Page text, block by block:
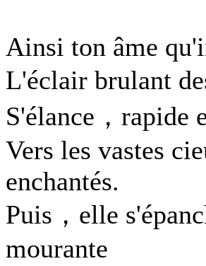
Ainsi ton âme
L'éclair brulant
S'élance，rapide
Vers les vastes
enchantés.
Puis，elle
mourante